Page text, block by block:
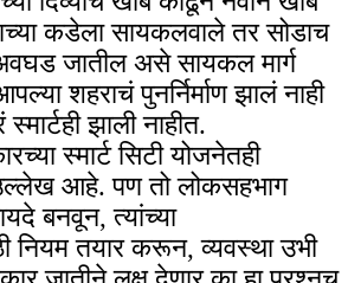
कडेला सायकलवाले तर सोडाच
जातील असे सायकल मार्ग
शहराचं पुनर्निर्माण झालं नाही
झाली नाहीत.
स्मार्ट सिटी योजनेतही
आहे. पण तो लोकसहभाग
बनवून, त्यांच्या
नियम तयार करून, व्यवस्था उभी